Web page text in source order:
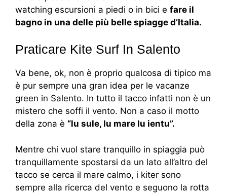
watching escursioni a piedi o in bici e fare il
bagno in una delle più belle spiagge d’Italia.
Praticare Kite Surf In Salento
Va bene, ok, non è proprio qualcosa di tipico ma
è pur sempre una gran idea per le vacanze
green in Salento. In tutto il tacco infatti non è un
mistero che soffi il vento. Non a caso il motto
della zona è “lu sule, lu mare lu ientu”.
Mentre chi vuol stare tranquillo in spiaggia può
tranquillamente spostarsi da un lato all’altro del
tacco se cerca il mare calmo, i kiter sono
sempre alla ricerca del vento e seguono la rotta